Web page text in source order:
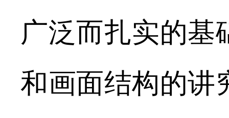
广泛而扎实的基
和画面结构的讲